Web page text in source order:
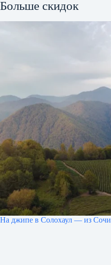
Больше скидок
На джипе в Солохаул — из Сочи